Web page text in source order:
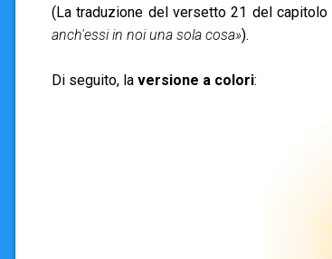
(La traduzione del versetto 21 del capitolo
anch'essi in noi una sola cosa»).
Di seguito, la versione a colori: